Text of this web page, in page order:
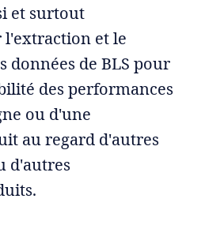
et surtout
l'extraction et le
données de BLS pour
des performances
ou d'une
au regard d'autres
d'autres